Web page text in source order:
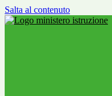
Salta al contenuto